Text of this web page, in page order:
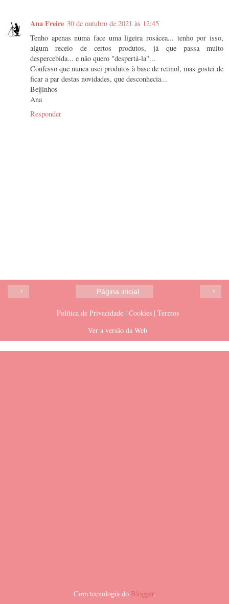
Ana Freire 30 de outubro de 2021 às 12:45
Tenho apenas numa face uma ligeira rosácea... tenho por isso,
algum receio de certos produtos, já que passa muito
despercebida... e não quero "despertá-la"...
Confesso que nunca usei produtos à base de retinol, mas gostei de
ficar a par destas novidades, que desconhecia...
Beijinhos
Ana
Responder
‹ ›
Página inicial
Política de Privacidade | Cookies | Termos
Ver a versão da Web
Com tecnologia do Blogger.